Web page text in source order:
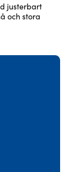
justerbart
och stora